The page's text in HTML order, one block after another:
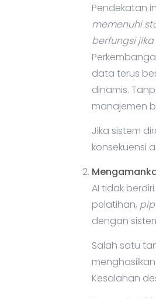
Pendekatan
memenuhi
berfungsi
data terus
dinamis.
manajemen
Jika sistem
konsekuensi
AI tidak
pelatihan,
dengan
Salah satu
Kesalahan